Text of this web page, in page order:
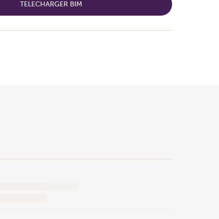
TELECHARGER BIM